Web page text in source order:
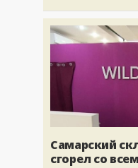
Самарский
сгорел со